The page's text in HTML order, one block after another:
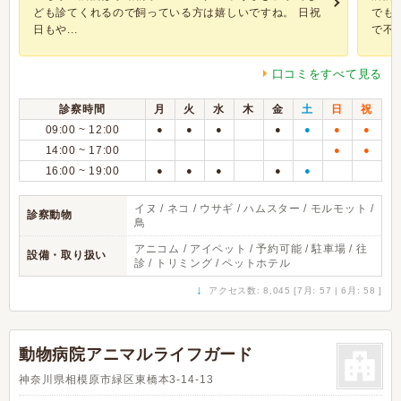
ども診てくれるので飼っている方は嬉しいですね。 日祝
日もや...
でも
で不
口コミをすべて見る
診察時間 月 火 水 木 金 土 日
祝
09:00 ~ 12:00
● ● ● ● ● ● ●
14:00 ~ 17:00 ● ●
16:00 ~ 19:00 ● ● ● ● ●
診察動物
イヌ / ネコ / ウサギ / ハムスター / モルモット /
鳥
設備・取り扱い
アニコム / アイペット / 予約可能 / 駐車場 / 往
診 / トリミング / ペットホテル
↓ アクセス数: 8,045 [7月: 57 | 6月: 58 ]
動物病院アニマルライフガード
神奈川県相模原市緑区東橋本3-14-13